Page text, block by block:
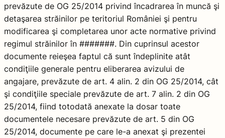
prevăzute de OG 25/2014 privind încadrarea în muncă şi
detaşarea străinilor pe teritoriul României şi pentru
modificarea şi completarea unor acte normative privind
regimul străinilor în #######. Din cuprinsul acestor
documente reieşea faptul că sunt îndeplinite atât
condiţiile generale pentru eliberarea avizului de
angajare, prevăzute de art. 4 alin. 2 din OG 25/2014, cât
şi condiţiile speciale prevăzute de art. 7 alin. 2 din OG
25/2014, fiind totodată anexate la dosar toate
documentele necesare prevăzute de art. 5 din OG
25/2014, documente pe care le-a anexat şi prezentei